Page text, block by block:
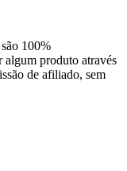
100%
algum produto através
de afiliado, sem